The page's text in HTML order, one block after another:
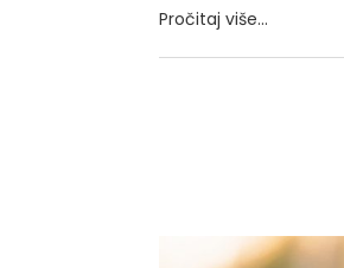
Pročitaj više...